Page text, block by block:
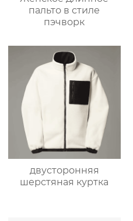
пальто в стиле
пэчворк
двусторонняя
шерстяная куртка